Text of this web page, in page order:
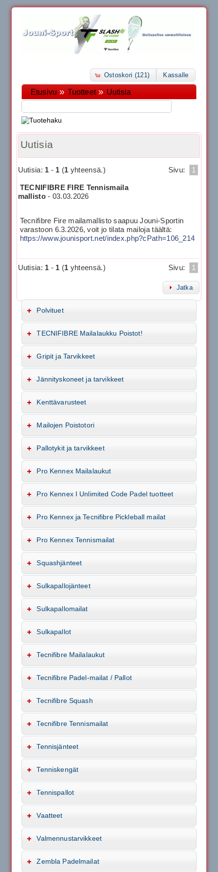
Ostoskori (121) Kassalle
Etusivu » Tuotteet» Uutisia
Uutisia
Uutisia: 1 - 1 (1 yhteensä.) Sivu: 1
TECNIFIBRE FIRE Tennismaila
mallisto- 03.03.2026
Tecnifibre Fire mailamallisto saapuu Jouni-Sportin
varastoon 6.3.2026, voit jo tilata mailoja täältä:
https://www.jounisport.net/index.php?cPath=106_214
Uutisia: 1 - 1 (1 yhteensä.) Sivu: 1
Jatka
Polvituet
TECNIFIBRE Mailalaukku Poistot!
Gripit ja Tarvikkeet
Jännityskoneet ja tarvikkeet
Kenttävarusteet
Mailojen Poistotori
Pallotykit ja tarvikkeet
Pro Kennex Mailalaukut
Pro Kennex I Unlimited Code Padel tuotteet
Pro Kennex ja Tecnifibre Pickleball mailat
Pro Kennex Tennismailat
Squashjänteet
Sulkapallojänteet
Sulkapallomailat
Sulkapallot
Tecnifibre Mailalaukut
Tecnifibre Padel-mailat / Pallot
Tecnifibre Squash
Tecnifibre Tennismailat
Tennisjänteet
Tenniskengät
Tennispallot
Vaatteet
Valmennustarvikkeet
Zembla Padelmailat